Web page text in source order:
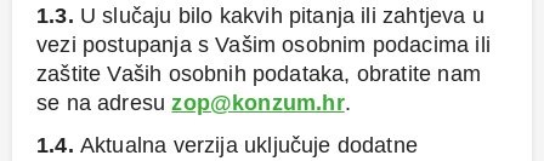
1.3. U slučaju bilo kakvih pitanja ili zahtjeva u
vezi postupanja s Vašim osobnim podacima ili
zaštite Vaših osobnih podataka, obratite nam
se na adresuzop@konzum.hr.
1.4. Aktualna verzija uključuje dodatne